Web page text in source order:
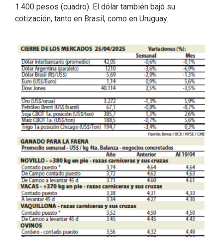
1.400 pesos (cuadro). El dólar también bajó su
cotización, tanto en Brasil, como en Uruguay.